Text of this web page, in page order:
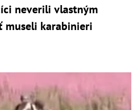
neverili vlastným
museli karabinieri